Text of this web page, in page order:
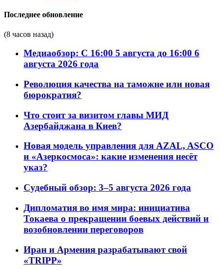
Последнее обновление
(8 часов назад)
Медиаобзор: С 16:00 5 августа до 16:00 6
августа 2026 года
Революция качества на таможне или новая
бюрократия?
Что стоит за визитом главы МИД
Азербайджана в Киев?
Новая модель управления для AZAL, ASCO
и «Азеркосмоса»: какие изменения несёт
указ?
Судебный обзор: 3–5 августа 2026 года
Дипломатия во имя мира: инициатива
Токаева о прекращении боевых действий и
возобновлении переговоров
Иран и Армения разрабатывают свой
«TRIPP»